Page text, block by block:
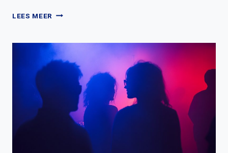
LEES MEER HOE
KOSTEN
VAN
GRATIS
BETAALDE
GAYDATING
APPS
ZICH?